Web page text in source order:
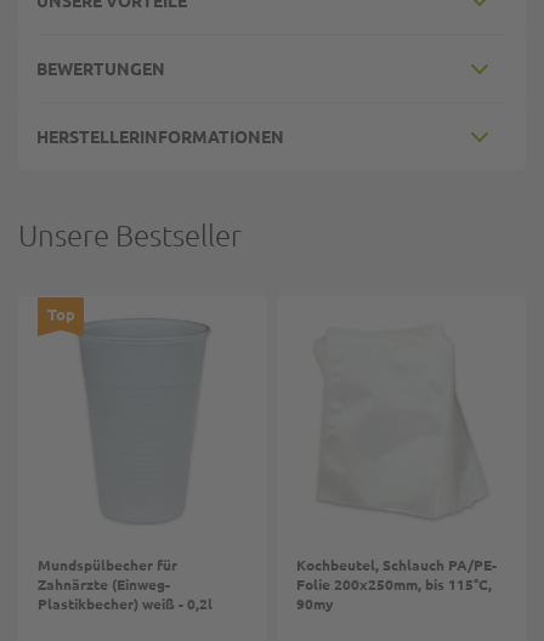
BEWERTUNGEN
HERSTELLERINFORMATIONEN
Unsere Bestseller
Top
Mundspülbecher für
Zahnärzte (Einweg-
Plastikbecher) weiß - 0,2l
Kochbeutel, Schlauch PA/PE-
Folie 200x250mm, bis 115°C,
90my